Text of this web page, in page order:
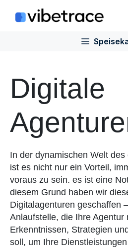
Inhalt
Digitale
In der dynamischen Welt
ist es nicht nur ein Vorteil,
voraus zu sein. es ist eine
diesem Grund haben wir
Digitalagenturen geschaffen
Anlaufstelle, die Ihre Agentur
Erkenntnissen, Strategien
soll, um Ihre